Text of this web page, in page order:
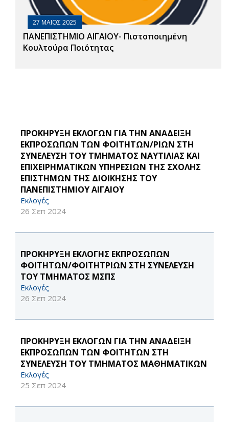
27 ΜΑΙΟΣ 2025
ΠΑΝΕΠΙΣΤΗΜΙΟ ΑΙΓΑΙΟΥ- Πιστοποιημένη
Κουλτούρα Ποιότητας
ΠΡΟΚΗΡΥΞΗ ΕΚΛΟΓΩΝ ΓΙΑ ΤΗΝ ΑΝΑΔΕΙΞΗ
ΕΚΠΡΟΣΩΠΩΝ ΤΩΝ ΦΟΙΤΗΤΩΝ/ΡΙΩΝ ΣΤΗ
ΣΥΝΕΛΕΥΣΗ ΤΟΥ ΤΜΗΜΑΤΟΣ ΝΑΥΤΙΛΙΑΣ ΚΑΙ
ΕΠΙΧΕΙΡΗΜΑΤΙΚΩΝ ΥΠΗΡΕΣΙΩΝ ΤΗΣ ΣΧΟΛΗΣ
ΕΠΙΣΤΗΜΩΝ ΤΗΣ ΔΙΟΙΚΗΣΗΣ ΤΟΥ
ΠΑΝΕΠΙΣΤΗΜΙΟΥ ΑΙΓΑΙΟΥ
Εκλογές
26 Σεπ 2024
ΠΡΟΚΗΡΥΞΗ ΕΚΛΟΓΗΣ ΕΚΠΡΟΣΩΠΩΝ
ΦΟΙΤΗΤΩΝ/ΦΟΙΤΗΤΡΙΩΝ ΣΤΗ ΣΥΝΕΛΕΥΣΗ
ΤΟΥ ΤΜΗΜΑΤΟΣ ΜΣΠΣ
Εκλογές
26 Σεπ 2024
ΠΡΟΚΗΡΥΞΗ ΕΚΛΟΓΩΝ ΓΙΑ ΤΗΝ ΑΝΑΔΕΙΞΗ
ΕΚΠΡΟΣΩΠΩΝ ΤΩΝ ΦΟΙΤΗΤΩΝ ΣΤΗ
ΣΥΝΕΛΕΥΣΗ ΤΟΥ ΤΜΗΜΑΤΟΣ ΜΑΘΗΜΑΤΙΚΩΝ
Εκλογές
25 Σεπ 2024